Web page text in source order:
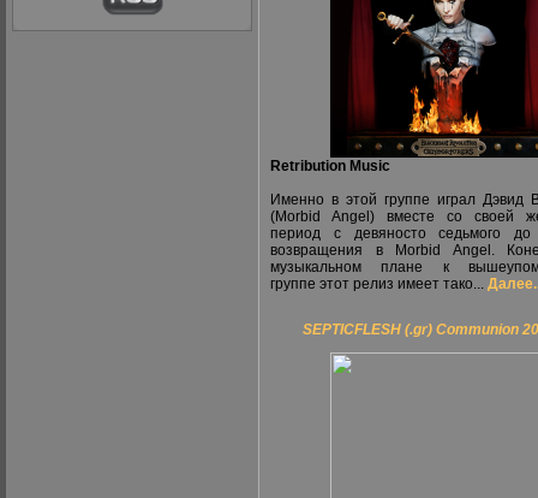
Retribution Music
Именно в этой группе играл Дэвид
(Morbid Angel) вместе со своей
период с девяносто седьмого до
возвращения в Morbid Angel.
музыкальном плане к
группе этот релиз имеет тако...
SEPTICFLESH (.gr) Communion